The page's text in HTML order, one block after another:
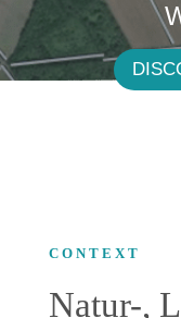
CONTEXT
Natur-,